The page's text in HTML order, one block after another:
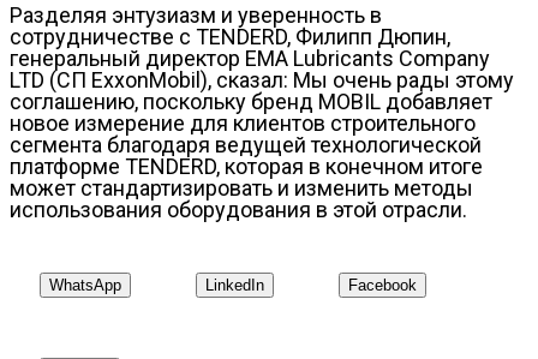
Разделяя энтузиазм и уверенность в
сотрудничестве с TENDERD, Филипп Дюпин,
генеральный директор EMA Lubricants Company
LTD (СП ExxonMobil), сказал: Мы очень рады этому
соглашению, поскольку бренд MOBIL добавляет
новое измерение для клиентов строительного
сегмента благодаря ведущей технологической
платформе TENDERD, которая в конечном итоге
может стандартизировать и изменить методы
использования оборудования в этой отрасли.
WhatsApp LinkedIn Facebook